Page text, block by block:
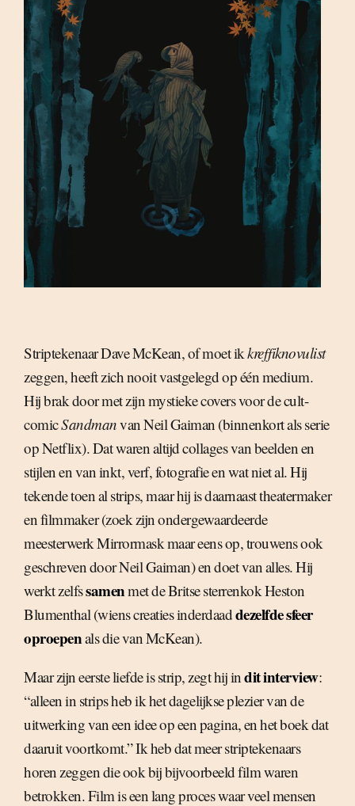
Striptekenaar Dave McKean, of moet ikkreffiknovulist
zeggen, heeft zich nooit vastgelegd op één medium.
Hij brak door met zijn mystieke covers voor de cult-
comicSandmanvan Neil Gaiman (binnenkort als serie
op Netflix). Dat waren altijd collages van beelden en
stijlen en van inkt, verf, fotografie en wat niet al. Hij
tekende toen al strips, maar hij is daarnaast theatermaker
en filmmaker (zoek zijn ondergewaardeerde
meesterwerk Mirrormask maar eens op, trouwens ook
geschreven door Neil Gaiman) en doet van alles. Hij
werkt zelfssamenmet de Britse sterrenkok Heston
Blumenthal (wiens creaties inderdaaddezelfde sfeer
oproepenals die van McKean).
Maar zijn eerste liefde is strip, zegt hij indit interview:
“alleen in strips heb ik het dagelijkse plezier van de
uitwerking van een idee op een pagina, en het boek dat
daaruit voortkomt.” Ik heb dat meer striptekenaars
horen zeggen die ook bij bijvoorbeeld film waren
betrokken. Film is een lang proces waar veel mensen